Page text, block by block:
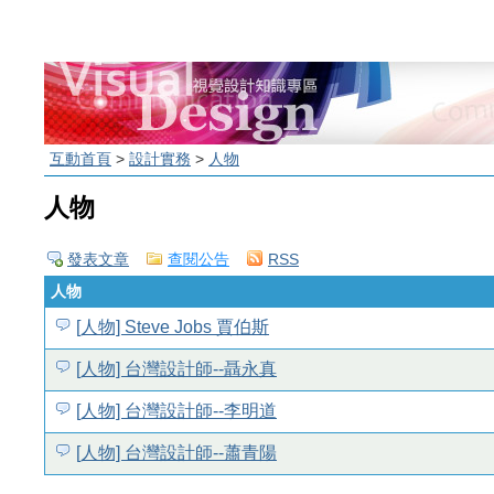
互動首頁 > 設計實務 > 人物
人物
發表文章 查閱公告
RSS
人物
[人物] Steve Jobs 賈伯斯
[人物] 台灣設計師--聶永真
[人物] 台灣設計師--李明道
[人物] 台灣設計師--蕭青陽